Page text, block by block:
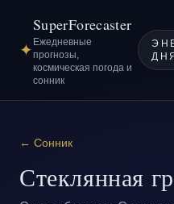
✦
SuperForecaster
Ежедневные
прогнозы,
космическая погода и
сонник
ДНЯ
← Сонник
Стеклянная